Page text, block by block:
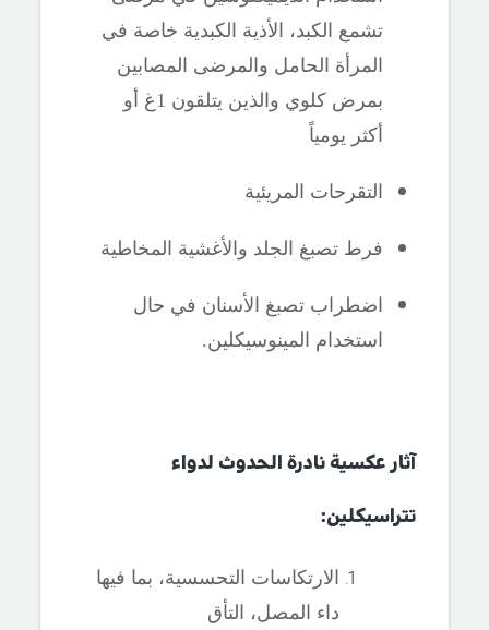
تشمع الكبد، الأذية الكبدية خاصة في
المرأة الحامل والمرضى المصابين
بمرض كلوي والذين يتلقون 1غ أو
أكثر يومياً
التقرحات المريئية
فرط تصبغ الجلد والأغشية المخاطية
اضطراب تصبغ الأسنان في حال
استخدام المينوسيكلين.
آثار عكسية نادرة الحدوث لدواء
تتراسيكلين:
الارتكاسات التحسسية، بما فيها
داء المصل، التأق